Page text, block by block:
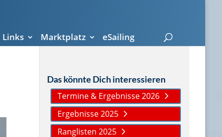
Links Marktplatz eSailing
Das könnte Dich interessieren
Termine & Ergebnisse 2026
Ergebnisse 2025
Ranglisten 2025